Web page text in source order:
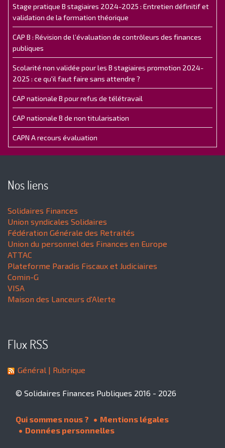
Stage pratique B stagiaires 2024-2025 : Entretien définitif et
validation de la formation théorique
CAP B : Révision de l’évaluation de contrôleurs des finances
publiques
Scolarité non validée pour les B stagiaires promotion 2024-
2025 : ce qu'il faut faire sans attendre ?
CAP nationale B pour refus de télétravail
CAP nationale B de non titularisation
CAPN A recours évaluation
Nos liens
Solidaires Finances
Union syndicales Solidaires
Fédération Générale des Retraités
Union du personnel des Finances en Europe
ATTAC
Plateforme Paradis Fiscaux et Judiciaires
Comin-G
VISA
Maison des Lanceurs d'Alerte
Flux RSS
Général | Rubrique
© Solidaires Finances Publiques 2016 - 2026
Qui sommes nous ?
Mentions légales
Données personnelles